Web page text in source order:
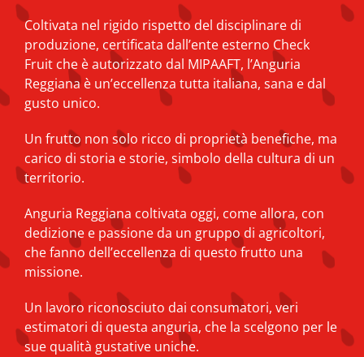
Coltivata nel rigido rispetto del disciplinare di
produzione, certificata dall’ente esterno Check
Fruit che è autorizzato dal MIPAAFT, l’Anguria
Reggiana è un’eccellenza tutta italiana, sana e dal
gusto unico.
Un frutto non solo ricco di proprietà benefiche, ma
carico di storia e storie, simbolo della cultura di un
territorio.
Anguria Reggiana coltivata oggi, come allora, con
dedizione e passione da un gruppo di agricoltori,
che fanno dell’eccellenza di questo frutto una
missione.
Un lavoro riconosciuto dai consumatori, veri
estimatori di questa anguria, che la scelgono per le
sue qualità gustative uniche.